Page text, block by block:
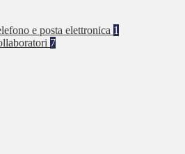
e posta elettronica 1
7